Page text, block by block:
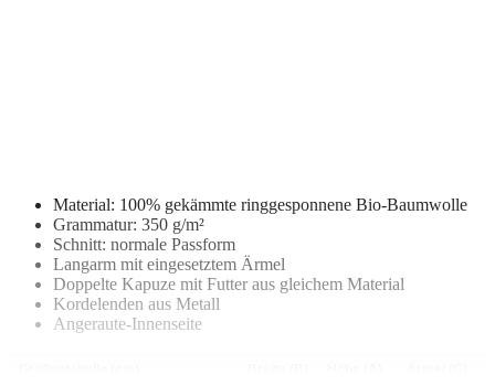
Material: 100% gekämmte ringgesponnene Bio-Baumwolle
Grammatur: 350 g/m²
Schnitt: normale Passform
Langarm mit eingesetztem Ärmel
Doppelte Kapuze mit Futter aus gleichem Material
Kordelenden aus Metall
Angeraute-Innenseite